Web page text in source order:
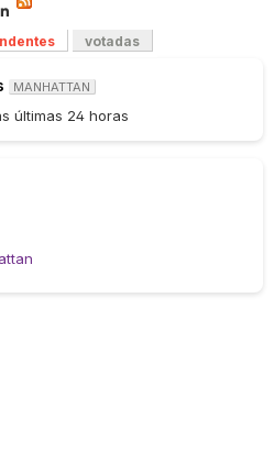
votadas
MANHATTAN
últimas 24 horas